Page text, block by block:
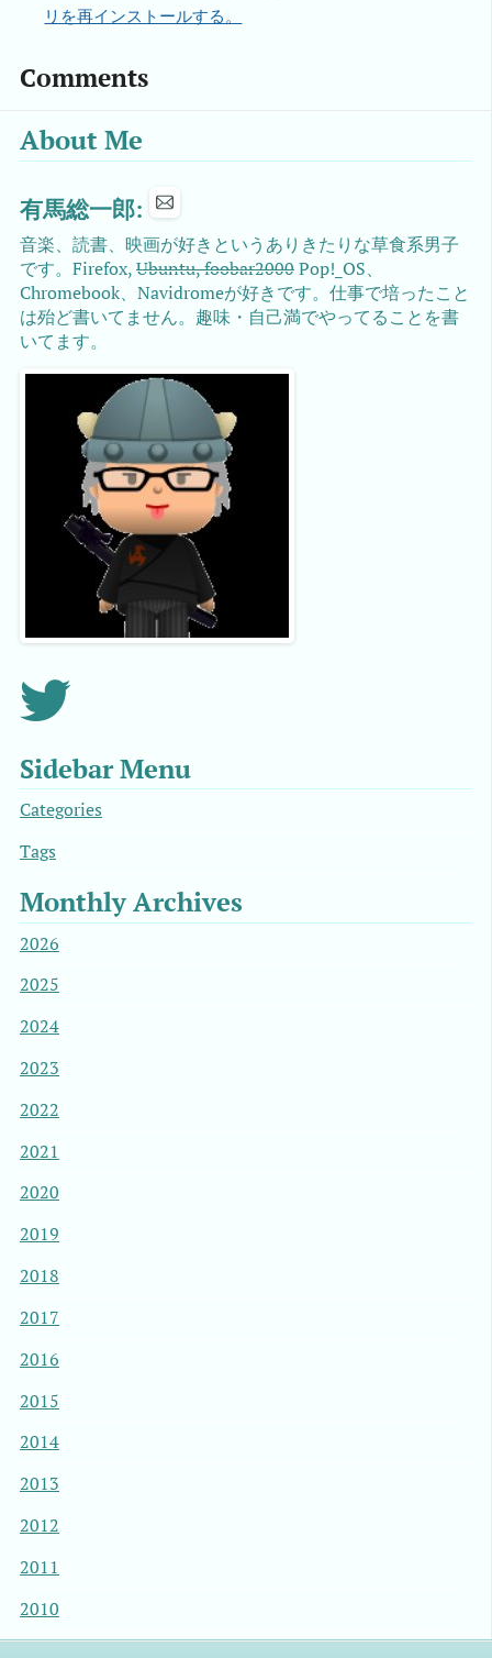
リを再インストールする。
Comments
About Me
有馬総一郎:
音楽、読書、映画が好きというありきたりな草食系男子
です。Firefox,Ubuntu, foobar2000Pop!_OS、
Chromebook、Navidromeが好きです。仕事で培ったこと
は殆ど書いてません。趣味・自己満でやってることを書
いてます。
Sidebar Menu
Categories
Tags
Monthly Archives
2026
2025
2024
2023
2022
2021
2020
2019
2018
2017
2016
2015
2014
2013
2012
2011
2010